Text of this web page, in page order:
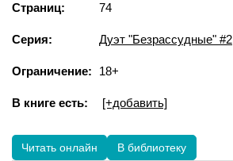
Страниц: 74
Серия: Дуэт "Безрассудные" #2
Ограничение: 18+
В книге есть: [+добавить]
Читать онлайн В библиотеку